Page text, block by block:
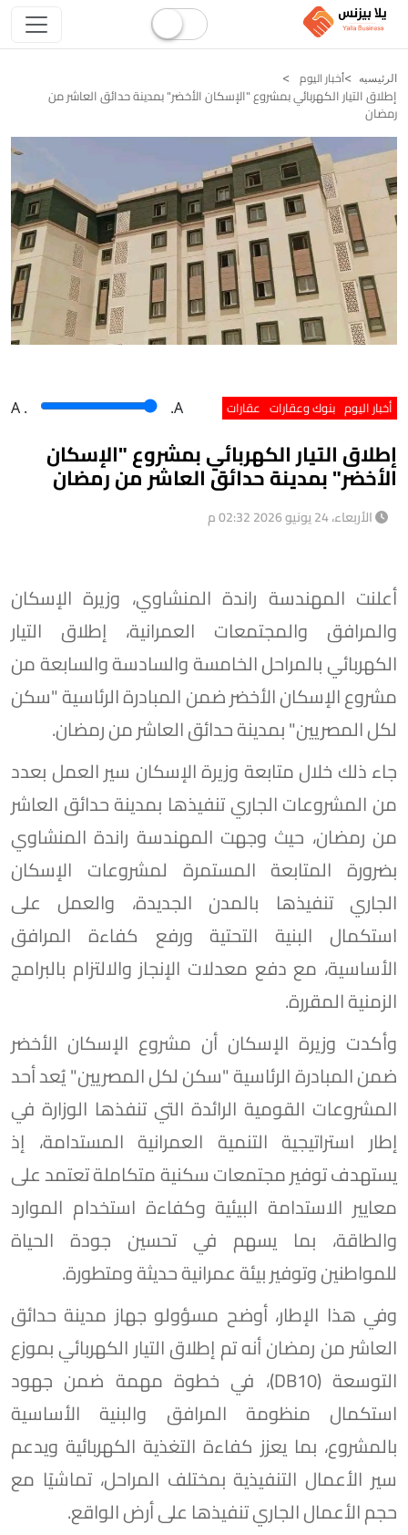
الرئيسيه أخبار اليوم
إطلاق التيار الكهربائي بمشروع "الإسكان الأخضر" بمدينة حدائق العاشر من
رمضان
أخبار اليوم بنوك وعقارات عقارات A . .A
إطلاق التيار الكهربائي بمشروع "الإسكان
الأخضر" بمدينة حدائق العاشر من رمضان
الأربعاء، 24 يونيو 2026 02:32 م
أعلنت المهندسة راندة المنشاوي، وزيرة الإسكان
والمرافق والمجتمعات العمرانية، إطلاق التيار
الكهربائي بالمراحل الخامسة والسادسة والسابعة من
مشروع الإسكان الأخضر ضمن المبادرة الرئاسية "سكن
لكل المصريين" بمدينة حدائق العاشر من رمضان.
جاء ذلك خلال متابعة وزيرة الإسكان سير العمل بعدد
من المشروعات الجاري تنفيذها بمدينة حدائق العاشر
من رمضان، حيث وجهت المهندسة راندة المنشاوي
بضرورة المتابعة المستمرة لمشروعات الإسكان
الجاري تنفيذها بالمدن الجديدة، والعمل على
استكمال البنية التحتية ورفع كفاءة المرافق
الأساسية، مع دفع معدلات الإنجاز والالتزام بالبرامج
الزمنية المقررة.
وأكدت وزيرة الإسكان أن مشروع الإسكان الأخضر
ضمن المبادرة الرئاسية "سكن لكل المصريين" يُعد أحد
المشروعات القومية الرائدة التي تنفذها الوزارة في
إطار استراتيجية التنمية العمرانية المستدامة، إذ
يستهدف توفير مجتمعات سكنية متكاملة تعتمد على
معايير الاستدامة البيئية وكفاءة استخدام الموارد
والطاقة، بما يسهم في تحسين جودة الحياة
للمواطنين وتوفير بيئة عمرانية حديثة ومتطورة.
وفي هذا الإطار، أوضح مسؤولو جهاز مدينة حدائق
العاشر من رمضان أنه تم إطلاق التيار الكهربائي بموزع
التوسعة (DB10)، في خطوة مهمة ضمن جهود
استكمال منظومة المرافق والبنية الأساسية
بالمشروع، بما يعزز كفاءة التغذية الكهربائية ويدعم
سير الأعمال التنفيذية بمختلف المراحل، تماشيًا مع
حجم الأعمال الجاري تنفيذها على أرض الواقع.